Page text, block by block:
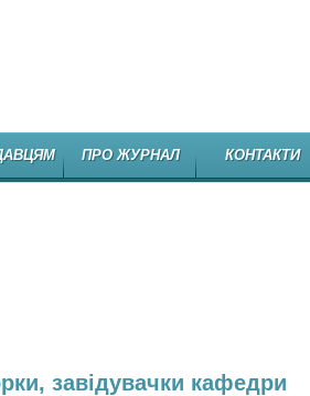
ПРО ЖУРНАЛ КОНТАКТИ
завідувачки кафедри